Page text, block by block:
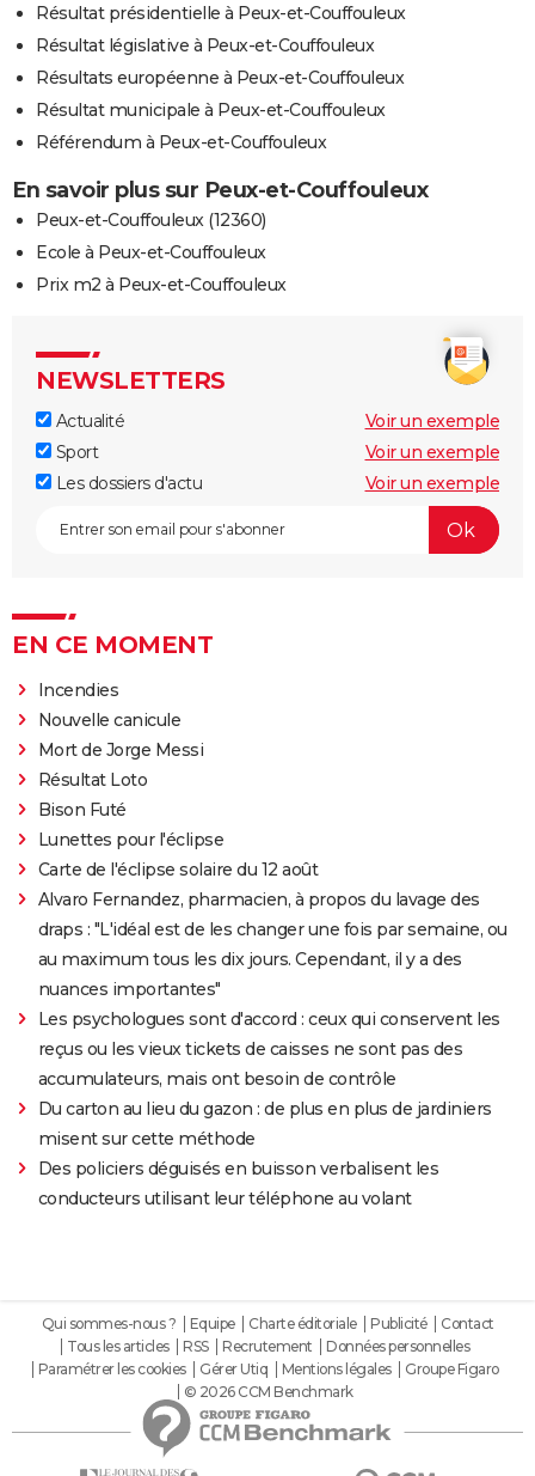
Résultat présidentielle à Peux-et-Couffouleux
Résultat législative à Peux-et-Couffouleux
Résultats européenne à Peux-et-Couffouleux
Résultat municipale à Peux-et-Couffouleux
Référendum à Peux-et-Couffouleux
En savoir plus sur Peux-et-Couffouleux
Peux-et-Couffouleux (12360)
Ecole à Peux-et-Couffouleux
Prix m2 à Peux-et-Couffouleux
NEWSLETTERS
Actualité
Voir un exemple
Sport
Voir un exemple
Les dossiers d'actu
Voir un exemple
EN CE MOMENT
Incendies
Nouvelle canicule
Mort de Jorge Messi
Résultat Loto
Bison Futé
Lunettes pour l'éclipse
Carte de l'éclipse solaire du 12 août
Alvaro Fernandez, pharmacien, à propos du lavage des
draps : "L'idéal est de les changer une fois par semaine, ou
au maximum tous les dix jours. Cependant, il y a des
nuances importantes"
Les psychologues sont d'accord : ceux qui conservent les
reçus ou les vieux tickets de caisses ne sont pas des
accumulateurs, mais ont besoin de contrôle
Du carton au lieu du gazon : de plus en plus de jardiniers
misent sur cette méthode
Des policiers déguisés en buisson verbalisent les
conducteurs utilisant leur téléphone au volant
Qui sommes-nous ? Equipe Charte éditoriale Publicité
Contact
Tous les articles
RSS Recrutement
Données personnelles
Paramétrer les cookies
Gérer Utiq Mentions légales
Groupe Figaro
© 2026 CCM Benchmark